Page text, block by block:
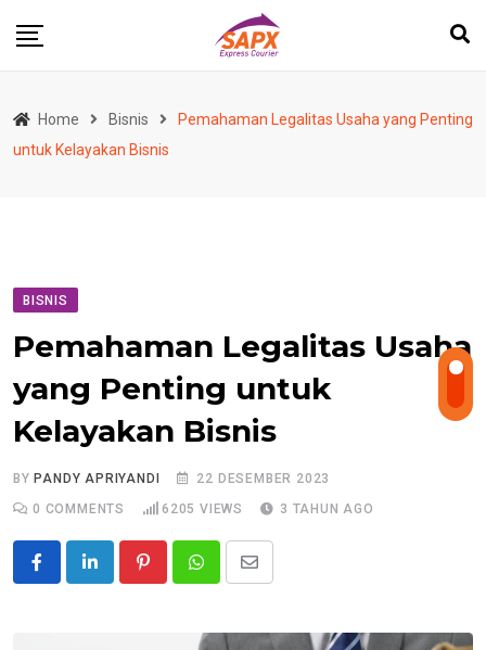
Home Bisnis
Pemahaman Legalitas Usaha yang Penting
untuk Kelayakan Bisnis
BISNIS
Pemahaman Legalitas Usaha
yang Penting untuk
Kelayakan Bisnis
BY PANDY APRIYANDI
22 DESEMBER 2023
0 COMMENTS 6205 VIEWS 3 TAHUN AGO
PinterestWhatsappShare
Email